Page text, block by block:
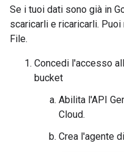
Se i tuoi dati sono già in
scaricarli e ricaricarli.
File.
Concedi l'accesso
bucket
Abilita l'API
Cloud.
Crea l'agente